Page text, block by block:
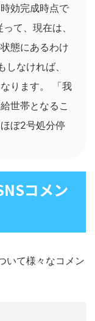
効完成時点で
て、現在は、
態にあるわけ
なければ、
ります。 「我
世帯となるこ
ぼ2号処分停
コメン
いて様々なコメン